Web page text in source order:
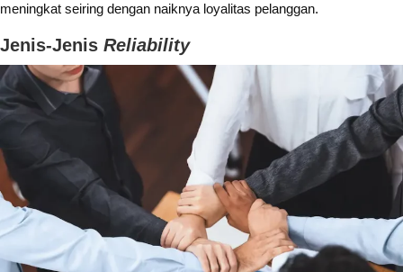
meningkat seiring dengan naiknya loyalitas pelanggan.
Jenis-Jenis Reliability